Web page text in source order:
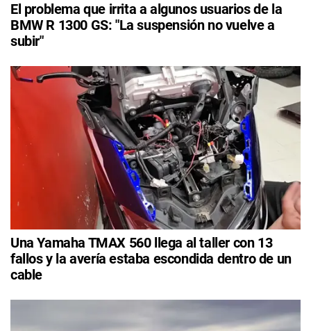
El problema que irrita a algunos usuarios de la
BMW R 1300 GS: "La suspensión no vuelve a
subir"
Una Yamaha TMAX 560 llega al taller con 13
fallos y la avería estaba escondida dentro de un
cable